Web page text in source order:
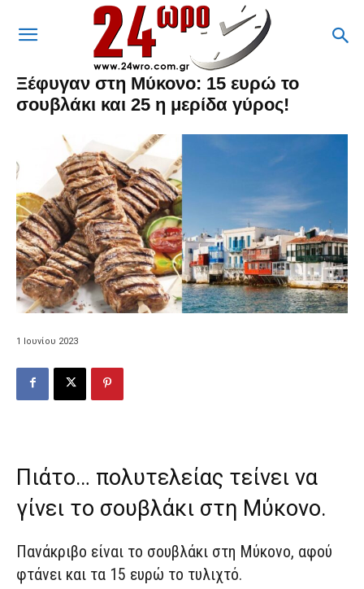
Ξέφυγαν στη Μύκονο: 15 ευρώ το
σουβλάκι και 25 η μερίδα γύρος!
1 Ιουνίου 2023
Πιάτο… πολυτελείας τείνει να
γίνει το σουβλάκι στη Μύκονο.
Πανάκριβο είναι το σουβλάκι στη Μύκονο, αφού
φτάνει και τα 15 ευρώ το τυλιχτό.